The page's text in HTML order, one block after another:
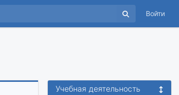
Войти
Учебная деятельность